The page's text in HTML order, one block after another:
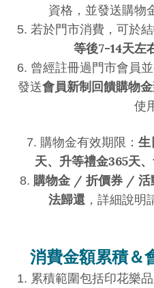
資格，並發送購物
5. 若於門市消費，可於
等後7-14天左
6. 曾經註冊過門市會員
發送會員新制回饋購物金
使
7. 購物金有效期限： 生
天、 升等禮金365天、
8. 購物金 / 折價券 / 活
法歸還 ，詳細說明
消費金額累積＆
1. 累積範圍包括印花樂